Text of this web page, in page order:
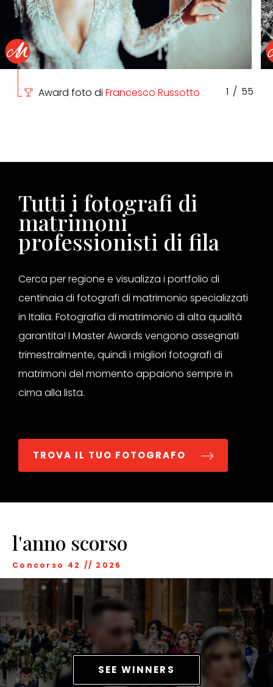
Award foto di Francesco Russotto 1 / 55
Tutti i fotografi di
matrimoni
professionisti di fila
Cerca per regione e visualizza i portfolio di
centinaia di fotografi di matrimonio specializzati
in Italia. Fotografia di matrimonio di alta qualità
garantita! I Master Awards vengono assegnati
trimestralmente, quindi i migliori fotografi di
matrimoni del momento appaiono sempre in
cima alla lista.
TROVA IL TUO FOTOGRAFO
l'anno scorso
Concorso 42 // 2026
SEE WINNERS